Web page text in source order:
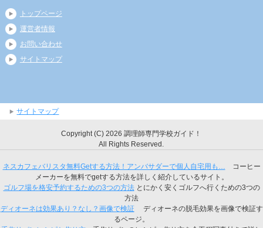
トップページ
運営者情報
お問い合わせ
サイトマップ
サイトマップ
Copyright (C) 2026 調理師専門学校ガイド！
All Rights Reserved.
ネスカフェバリスタ無料Getする方法！アンバサダーで個人自宅用も… コーヒー
メーカーを無料でgetする方法を詳しく紹介しているサイト。
ゴルフ場を格安予約するための3つの方法とにかく安くゴルフへ行くための3つの
方法
ディオーネは効果あり？なし？画像で検証ディオーネの脱毛効果を画像で検証す
るページ。